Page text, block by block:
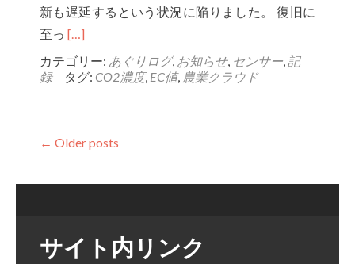
が
し
い
新も遅延するという状況に陥りました。 復旧に
至っ Read
more
about
ブ
シ
テ
[…]
カテゴリー: あぐりログ, お知らせ, センサー, 記
録
タグ: CO2濃度, EC値, 農業クラウド
← Older posts
サイト内リンク